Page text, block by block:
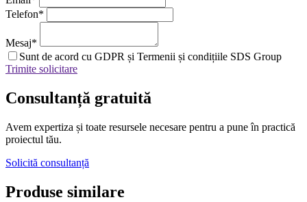
Telefon*
Mesaj*
Sunt de acord cu GDPR și Termenii și condițiile SDS Group
Trimite solicitare
Consultanță gratuită
Avem expertiza și toate resursele necesare pentru a pune în practică
proiectul tău.
Solicită consultanță
Produse similare